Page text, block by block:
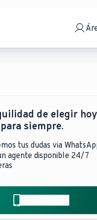
de elegir
siempre.
tus dudas via
agente disponible 24/7